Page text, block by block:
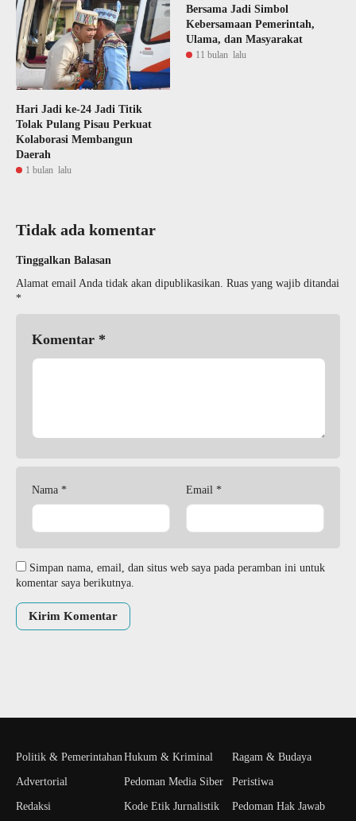
Hari Jadi ke-24 Jadi Titik
Tolak Pulang Pisau Perkuat
Kolaborasi Membangun
Daerah
1 bulan lalu
Bersama Jadi Simbol
Kebersamaan Pemerintah,
Ulama, dan Masyarakat
11 bulan lalu
Tidak ada komentar
Tinggalkan Balasan
Alamat email Anda tidak akan dipublikasikan. Ruas yang wajib ditandai
*
Komentar *
Nama * Email *
Simpan nama, email, dan situs web saya pada peramban ini untuk
komentar saya berikutnya.
Politik & Pemerintahan
Advertorial
Redaksi
Hukum & Kriminal
Pedoman Media Siber
Kode Etik Jurnalistik
Ragam & Budaya
Peristiwa
Pedoman Hak Jawab